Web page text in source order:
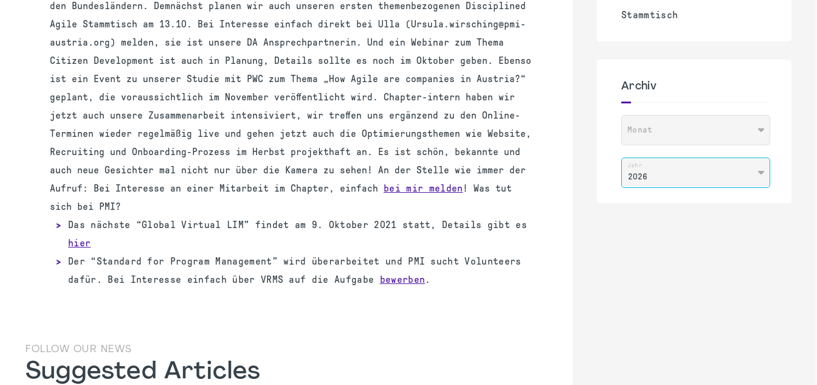
den Bundesländern. Demnächst planen wir auch unseren ersten themenbezogenen Disciplined
Agile Stammtisch am 13.10. Bei Interesse einfach direkt bei Ulla (Ursula.wirsching@pmi-
austria.org) melden, sie ist unsere DA Ansprechpartnerin. Und ein Webinar zum Thema
Citizen Development ist auch in Planung, Details sollte es noch im Oktober geben. Ebenso
ist ein Event zu unserer Studie mit PWC zum Thema „How Agile are companies in Austria?“
geplant, die voraussichtlich im November veröffentlicht wird. Chapter-intern haben wir
jetzt auch unsere Zusammenarbeit intensiviert, wir treffen uns ergänzend zu den Online-
Terminen wieder regelmäßig live und gehen jetzt auch die Optimierungsthemen wie Website,
Recruiting und Onboarding-Prozess im Herbst projekthaft an. Es ist schön, bekannte und
auch neue Gesichter mal nicht nur über die Kamera zu sehen! An der Stelle wie immer der
Aufruf: Bei Interesse an einer Mitarbeit im Chapter, einfach
bei mir melden ! Was tut
sich bei PMI?
Das nächste “Global Virtual LIM” findet am 9. Oktober 2021 statt, Details gibt es
hier
Der “Standard for Program Management” wird überarbeitet und PMI sucht Volunteers
dafür. Bei Interesse einfach über VRMS auf die Aufgabe
bewerben .
FOLLOW OUR NEWS
Suggested Articles
Stammtisch
Archiv
Monat
Jahr